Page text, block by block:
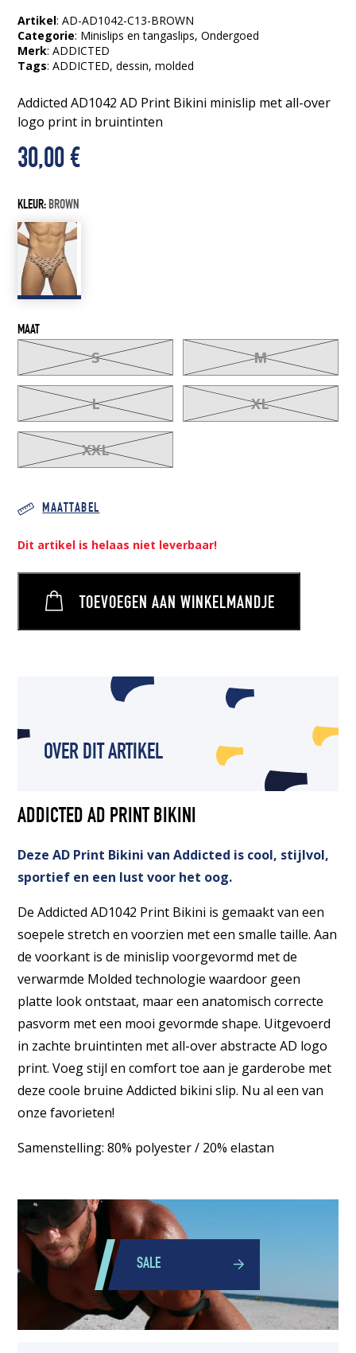
Artikel: AD-AD1042-C13-BROWN
Categorie: Minislips en tangaslips,Ondergoed
Merk: ADDICTED
Tags:ADDICTED, dessin, molded
Addicted AD1042 AD Print Bikini minislip met all-over
logo print in bruintinten
30,00€
KLEUR:BROWN
MAAT
S M
L XL
XXL
MAATTABEL
Dit artikel is helaas niet leverbaar!
TOEVOEGEN AAN WINKELMANDJE
OVER DIT ARTIKEL
ADDICTED AD PRINT BIKINI
Deze AD Print Bikini van Addicted is cool, stijlvol,
sportief en een lust voor het oog.
De Addicted AD1042 Print Bikini is gemaakt van een
soepele stretch en voorzien met een smalle taille. Aan
de voorkant is de minislip voorgevormd met de
verwarmde Molded technologie waardoor geen
platte look ontstaat, maar een anatomisch correcte
pasvorm met een mooi gevormde shape. Uitgevoerd
in zachte bruintinten met all-over abstracte AD logo
print. Voeg stijl en comfort toe aan je garderobe met
deze coole bruine Addicted bikini slip. Nu al een van
onze favorieten!
Samenstelling: 80% polyester / 20% elastan
SALE